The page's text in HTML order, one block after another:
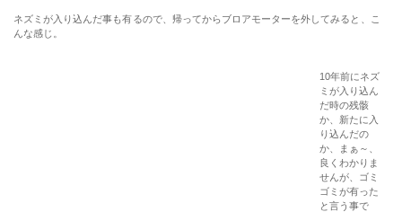
ネズミが入り込んだ事も有るので、帰ってからブロアモーターを外してみると、こ
んな感じ。
10年前にネズ
ミが入り込ん
だ時の残骸
か、新たに入
り込んだの
か、まぁ～、
良くわかりま
せんが、ゴミ
ゴミが有った
と言う事で